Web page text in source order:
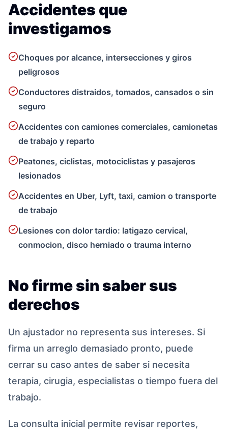
Accidentes que
investigamos
Choques por alcance, intersecciones y giros
peligrosos
Conductores distraidos, tomados, cansados o sin
seguro
Accidentes con camiones comerciales, camionetas
de trabajo y reparto
Peatones, ciclistas, motociclistas y pasajeros
lesionados
Accidentes en Uber, Lyft, taxi, camion o transporte
de trabajo
Lesiones con dolor tardio: latigazo cervical,
conmocion, disco herniado o trauma interno
No firme sin saber sus
derechos
Un ajustador no representa sus intereses. Si
firma un arreglo demasiado pronto, puede
cerrar su caso antes de saber si necesita
terapia, cirugia, especialistas o tiempo fuera del
trabajo.
La consulta inicial permite revisar reportes,